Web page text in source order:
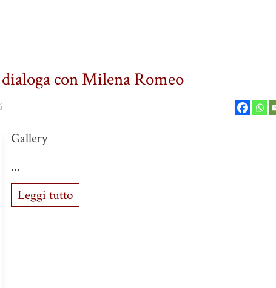
con Milena Romeo
Gallery
...
Leggi tutto